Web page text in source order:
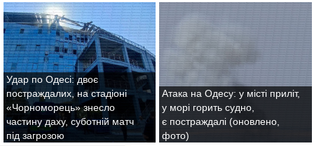
Удар по Одесі: двоє
постраждалих, на стадіоні
«Чорноморець» знесло
частину даху, суботній матч
під загрозою
Атака на Одесу: у місті приліт,
у морі горить судно,
є постраждалі (оновлено,
фото)